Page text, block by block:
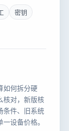
密钥
如何拆分硬
核对，新版核
条件、旧系统
设备价格。